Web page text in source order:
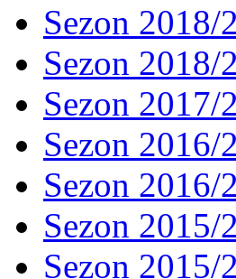
Sezon 2018/
Sezon 2018/
Sezon 2017/
Sezon 2016/
Sezon 2016/
Sezon 2015/
Sezon 2015/